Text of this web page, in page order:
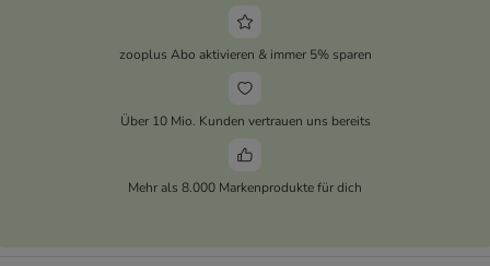
zooplus Abo aktivieren & immer 5% sparen
Über 10 Mio. Kunden vertrauen uns bereits
Mehr als 8.000 Markenprodukte für dich